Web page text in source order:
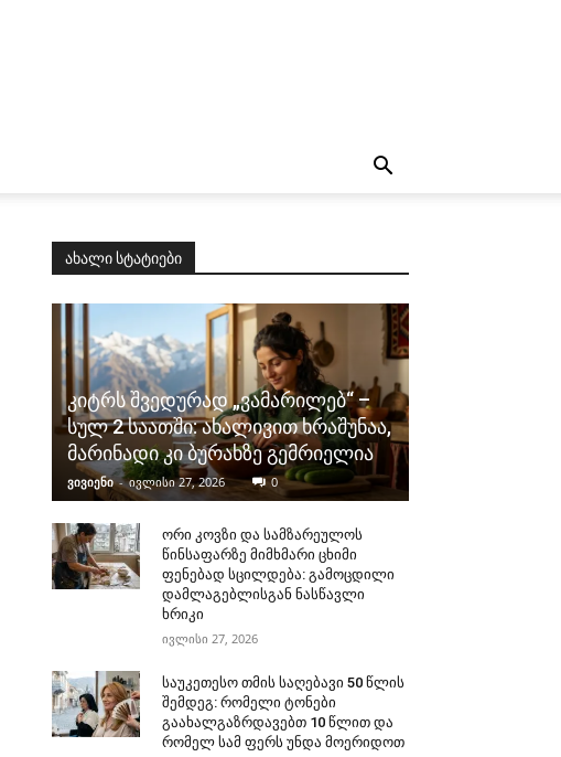
ახალი სტატიები
კიტრს შვედურად „ვამარილებ“ –
სულ 2 საათში: ახალივით ხრაშუნაა,
მარინადი კი ბურახზე გემრიელია
ვივიენი - ივლისი 27, 2026 0
ორი კოვზი და სამზარეულოს
წინსაფარზე მიმხმარი ცხიმი
ფენებად სცილდება: გამოცდილი
დამლაგებლისგან ნასწავლი
ხრიკი
ივლისი 27, 2026
საუკეთესო თმის საღებავი 50 წლის
შემდეგ: რომელი ტონები
გაახალგაზრდავებთ 10 წლით და
რომელ სამ ფერს უნდა მოერიდოთ